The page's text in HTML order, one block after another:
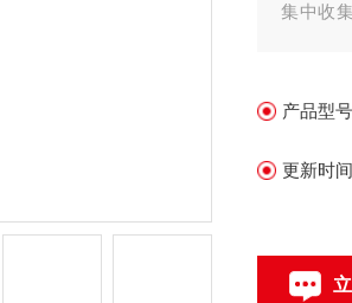
集中收
产品型号
更新时间